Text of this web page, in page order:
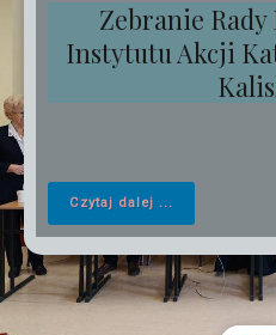
Zebranie
Instytutu Akcji
Czytaj dalej ...